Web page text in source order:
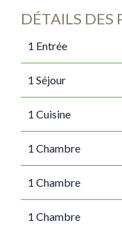
DÉTAILS DES
1 Entrée
1 Séjour
1 Cuisine
1 Chambre
1 Chambre
1 Chambre